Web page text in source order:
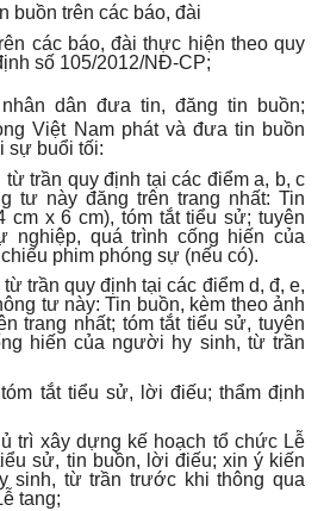
buồn trên các báo, đài
các báo, đài thực hiện theo quy
số 105/2012/NĐ-CP;
dân đưa tin, đăng tin buồn;
Việt Nam phát và đưa tin buồn
sự buổi tối:
trần quy định tại các điểm a, b, c
tư này đăng trên trang nhất: Tin
cm x 6 cm), tóm tắt tiểu sử; tuyên
nghiệp, quá trình cống hiến của
phim phóng sự (nếu có).
trần quy định tại các điểm d, đ, e,
tư này: Tin buồn, kèm theo ảnh
trang nhất; tóm tắt tiểu sử, tuyên
hiến của người hy sinh, từ trần
tắt tiểu sử, lời điếu; thẩm định
trì xây dựng kế hoạch tổ chức Lễ
sử, tin buồn, lời điếu; xin ý kiến
sinh, từ trần trước khi thông qua
tang;